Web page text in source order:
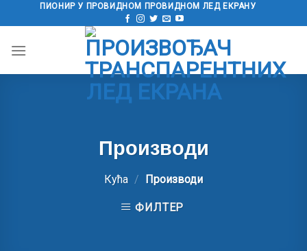
на
ПИОНИР У ПРОВИДНОМ ПРОВИДНОМ ЛЕД ЕКРАНУ
Производи
Кућа / Производи
ФИЛТЕР